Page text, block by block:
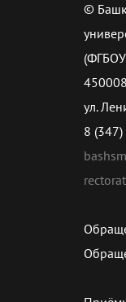
©
ул.
8